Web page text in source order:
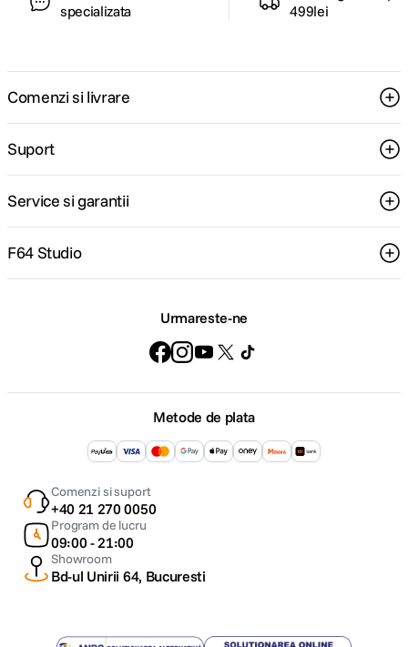
specializata
499lei
Comenzi si livrare
Suport
Service si garantii
F64 Studio
Urmareste-ne
Metode de plata
Comenzi si suport
+40 21 270 0050
Program de lucru
09:00 - 21:00
Showroom
Bd-ul Unirii 64, Bucuresti